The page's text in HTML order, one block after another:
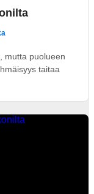
mutta puolueen
taitaa